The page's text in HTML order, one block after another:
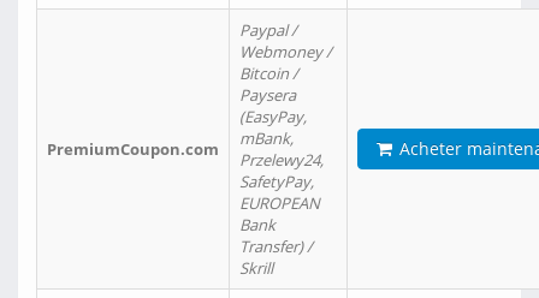
PremiumCoupon.com
Paypal /
Webmoney /
Bitcoin /
Paysera
(EasyPay,
mBank,
Przelewy24,
SafetyPay,
EUROPEAN
Bank
Transfer) /
Skrill
Acheter